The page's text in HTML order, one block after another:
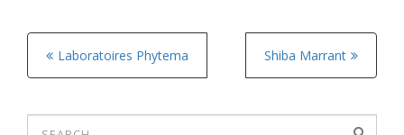
P
o
s
Laboratoires Phytema Shiba Marrant